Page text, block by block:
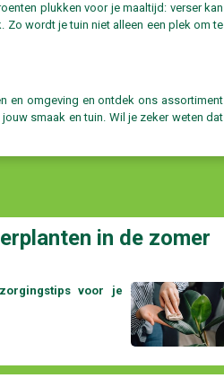
plukken voor je maaltijd: verser kan
Zo wordt je tuin niet alleen een plek om te
en omgeving en ontdek ons assortiment
smaak en tuin. Wil je zeker weten dat
in de zomer
voor je